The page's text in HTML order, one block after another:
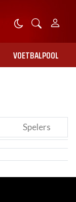
VOETBALPOOL
Spelers